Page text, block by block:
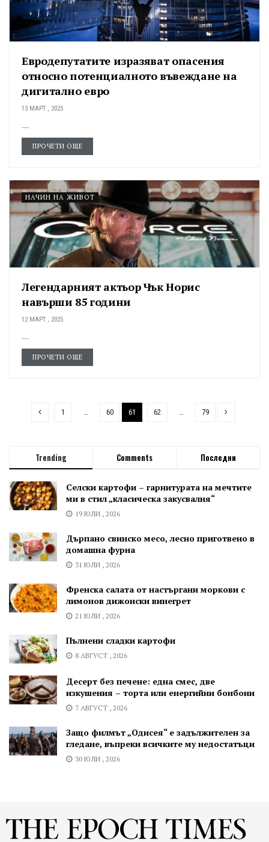
Евродепутатите изразяват опасения
относно потенциалното въвеждане на
дигитално евро
13 МАРТ , 2025
...
ПРОЧЕТИ ОЩЕ
НАЧИН НА ЖИВОТ
Легендарният актьор Чък Норис
навърши 85 години
12 МАРТ , 2025
ПРОЧЕТИ ОЩЕ
1 60 61 62 79
Trending Comments Последни
Селски картофи – гарнитурата на мечтите
ми в стил „класическа закусвалня“
19 ЮЛИ , 2026
Дърпано свинско месо, лесно приготвено в
домашна фурна
31 ЮЛИ , 2026
Френска салата от настъргани моркови с
лимонов дижонски винегрет
21 ЮЛИ , 2026
Пълнени сладки картофи
8 АВГУСТ , 2026
Десерт без печене: една смес, две
изкушения – торта или енергийни бонбони
7 АВГУСТ , 2026
Защо филмът „Одисея“ е задължителен за
гледане, въпреки всичките му недостатъци
30 ЮЛИ , 2026